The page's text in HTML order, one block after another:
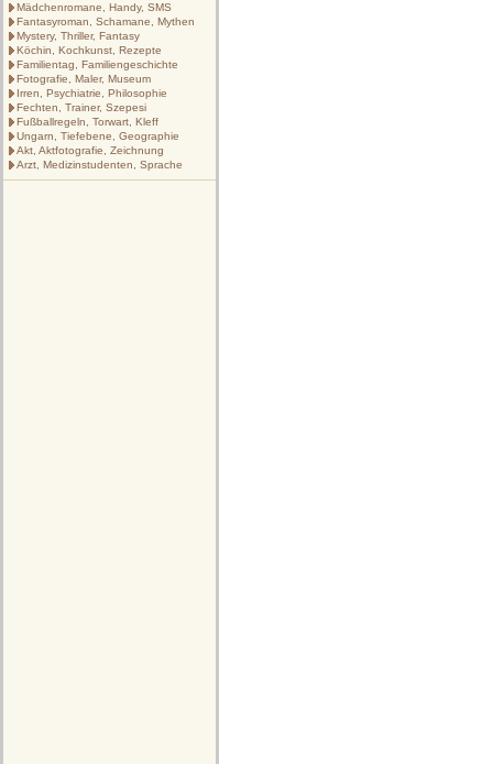
Mädchenromane, Handy, SMS
Fantasyroman, Schamane, Mythen
Mystery, Thriller, Fantasy
Köchin, Kochkunst, Rezepte
Familientag, Familiengeschichte
Fotografie, Maler, Museum
Irren, Psychiatrie, Philosophie
Fechten, Trainer, Szepesi
Fußballregeln, Torwart, Kleff
Ungarn, Tiefebene, Geographie
Akt, Aktfotografie, Zeichnung
Arzt, Medizinstudenten, Sprache